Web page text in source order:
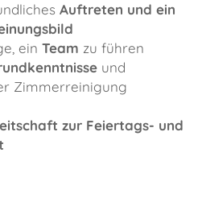
Auftreten und ein
ein Team zu führen
und
Zimmerreinigung
zur Feiertags- und